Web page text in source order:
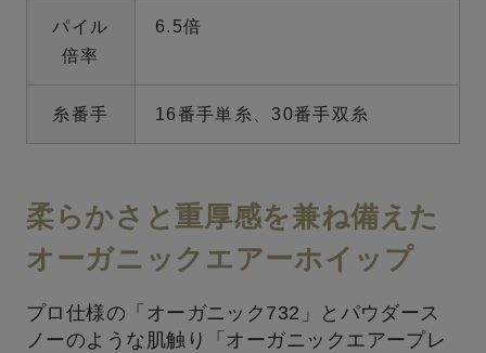
パイル
倍率
6.5倍
糸番手 16番手単糸、30番手双糸
柔らかさと重厚感を兼ね備えた
オーガニックエアーホイップ
プロ仕様の「オーガニック732」とパウダース
ノーのような肌触り「オーガニックエアープレ